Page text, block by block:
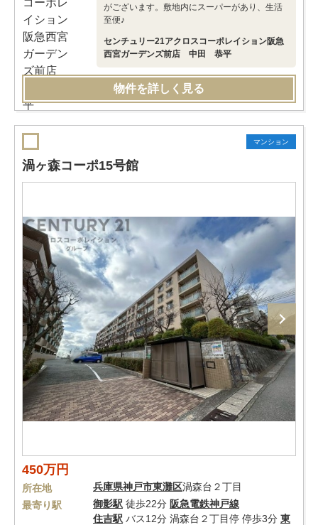
がございます。敷地内にスーパーがあり、生活
至便♪
センチュリー21アクロスコーポレイション阪急
西宮ガーデンズ前店 中田 恭平
物件を詳しく見る
マンション
渦ヶ森コーポ15号館
450万円
所在地 兵庫県神戸市東灘区渦森台２丁目
最寄り駅
御影駅 徒歩22分 阪急電鉄神戸線
住吉駅 バス12分 渦森台２丁目停 停歩3分 東